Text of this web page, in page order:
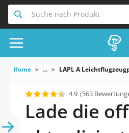
Suche nach Produkt
Home ... LAPL A
4.9 (563
Lade die